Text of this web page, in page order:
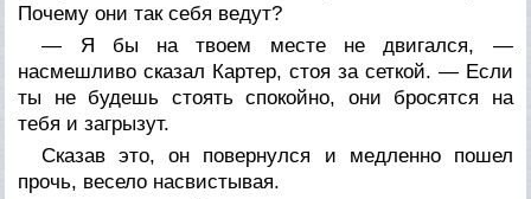
Почему они так себя ведут?
— Я бы на твоем месте не двигался, —
насмешливо сказал Картер, стоя за сеткой. — Если
ты не будешь стоять спокойно, они бросятся на
тебя и загрызут.
Сказав это, он повернулся и медленно пошел
прочь, весело насвистывая.